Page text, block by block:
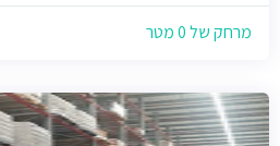
מרחק של 0 מטר